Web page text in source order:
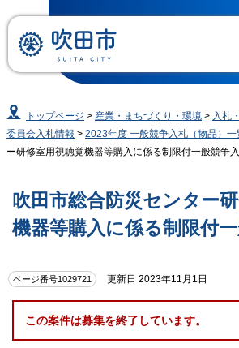
トップページ > 産業・まちづくり・環境 > 入札
委員会入札情報 > 2023年度 一般競争入札（物品）一
ー研修室用視聴覚機器等購入に係る制限付一般競争
吹田市総合防災センター
機器等購入に係る制限付
ページ番号1029721 更新日 2023年11月1日
この案件は募集を終了しています。